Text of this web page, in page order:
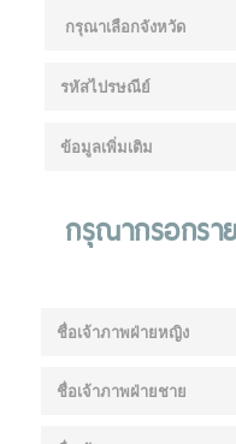
กรุณากรอกรา